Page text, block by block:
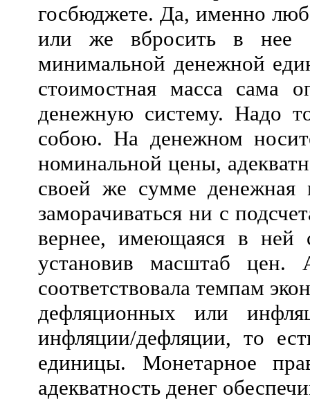
госбюджете. Да, именно
или же вбросить в нее
минимальной денежной
стоимостная масса сама
денежную систему. Надо
собою. На денежном
номинальной цены,
своей же сумме денежная
заморачиваться ни с
вернее, имеющаяся в ней
установив масштаб цен.
соответствовала темпам
дефляционных или
инфляции/дефляции, то
единицы. Монетарное
адекватность денег